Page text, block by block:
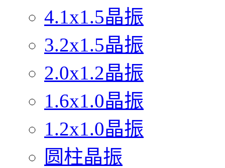
4.1x1.5晶振
3.2x1.5晶振
2.0x1.2晶振
1.6x1.0晶振
1.2x1.0晶振
圆柱晶振